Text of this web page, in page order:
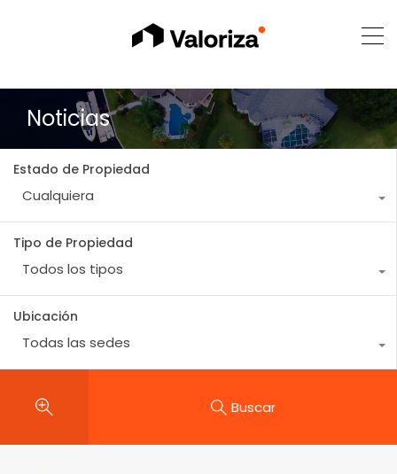
Noticias
Estado de Propiedad
Cualquiera
Tipo de Propiedad
Todos los tipos
Ubicación
Todas las sedes
Buscar